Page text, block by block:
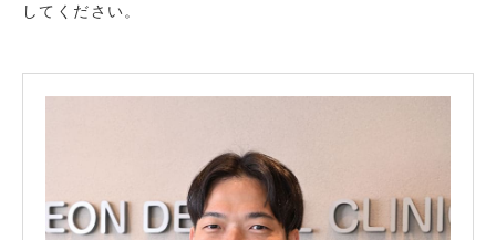
してください。